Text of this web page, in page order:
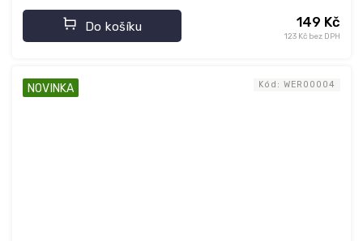
123 Kč bez DPH
149 Kč
Do košíku
NOVINKA Kód: WER00004